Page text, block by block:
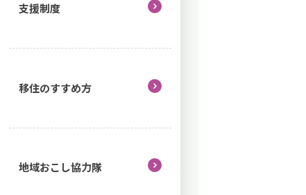
支援制度
移住のすすめ方
地域おこし協力隊